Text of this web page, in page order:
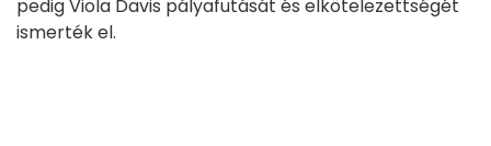
pedig Viola Davis pályafutását és elkötelezettségét
ismerték el.